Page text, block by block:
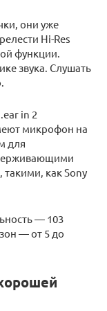
они уже
Hi-Res
функции.
звука. Слушать
in 2
микрофон на
для
как Sony
— 103
— от 5 до